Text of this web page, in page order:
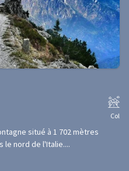
Col
situé à 1 702 mètres
le nord de l'Italie....